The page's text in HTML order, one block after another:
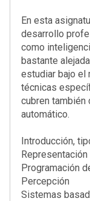
En esta
desarrollo
como
bastante
estudiar bajo el
técnicas
cubren también
automático.
Introducción,
Programación
Percepción
Sistemas